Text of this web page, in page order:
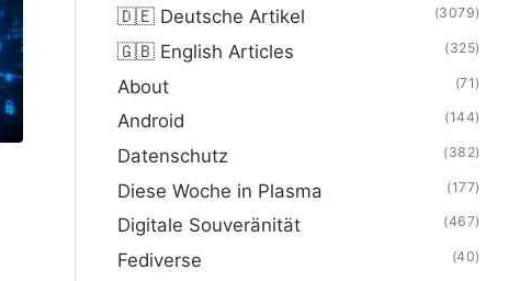
🇩🇪 Deutsche Artikel (3079)
🇬🇧 English Articles (325)
About (71)
Android (144)
Datenschutz (382)
Diese Woche in Plasma (177)
Digitale Souveränität (467)
Fediverse (40)